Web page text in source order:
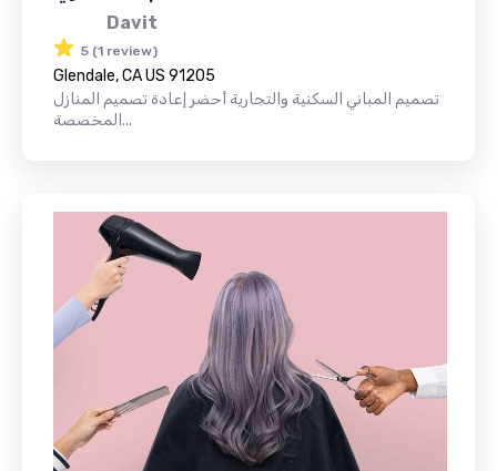
Davit
5 (1 review)
Glendale, CA US 91205
تصميم المباني السكنية والتجارية أحضر إعادة تصميم المنازل
المخصصة...